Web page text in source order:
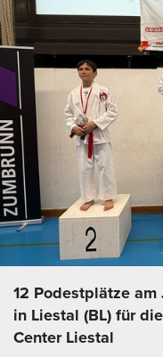
12 Podestplätze am
in Liestal (BL) für
Center Liestal